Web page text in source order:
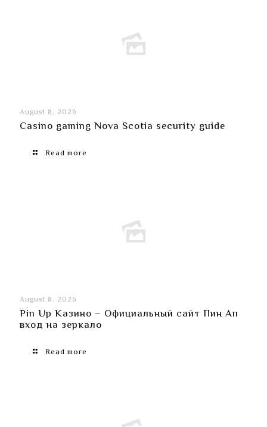
August 8, 2026
Casino gaming Nova Scotia security guide
Read more
August 8, 2026
Pin Up Казино – Официальный сайт Пин Ап
вход на зеркало
Read more